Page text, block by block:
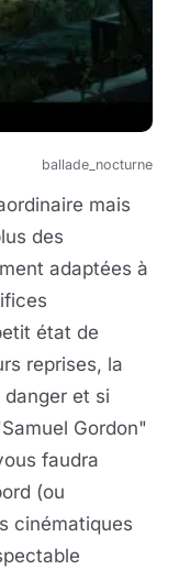
ballade_nocturne
mais
des
adaptées à
état de
reprises, la
et si
Gordon"
faudra
(ou
cinématiques